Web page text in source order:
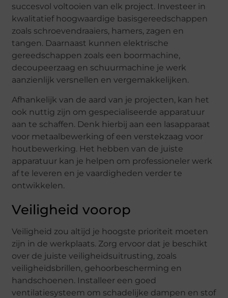
succesvol voltooien van elk project. Investeer in
kwalitatief hoogwaardige basisgereedschappen
zoals schroevendraaiers, hamers, zagen en
tangen. Daarnaast kunnen elektrische
gereedschappen zoals een boormachine,
decoupeerzaag en schuurmachine je werk
aanzienlijk versnellen en vergemakkelijken.
Afhankelijk van de aard van je projecten, kan het
ook nuttig zijn om gespecialiseerde apparatuur
aan te schaffen. Denk hierbij aan een lasapparaat
voor metaalbewerking of een verstekzaag voor
houtbewerking. Het hebben van de juiste
apparatuur kan je helpen om professioneler werk
af te leveren en je vaardigheden verder te
ontwikkelen.
Veiligheid voorop
Veiligheid zou altijd je hoogste prioriteit moeten
zijn in de werkplaats. Zorg ervoor dat je beschikt
over de juiste veiligheidsuitrusting, zoals
veiligheidsbrillen, gehoorbescherming en
handschoenen. Installeer een goed
ventilatiesysteem om schadelijke dampen en stof